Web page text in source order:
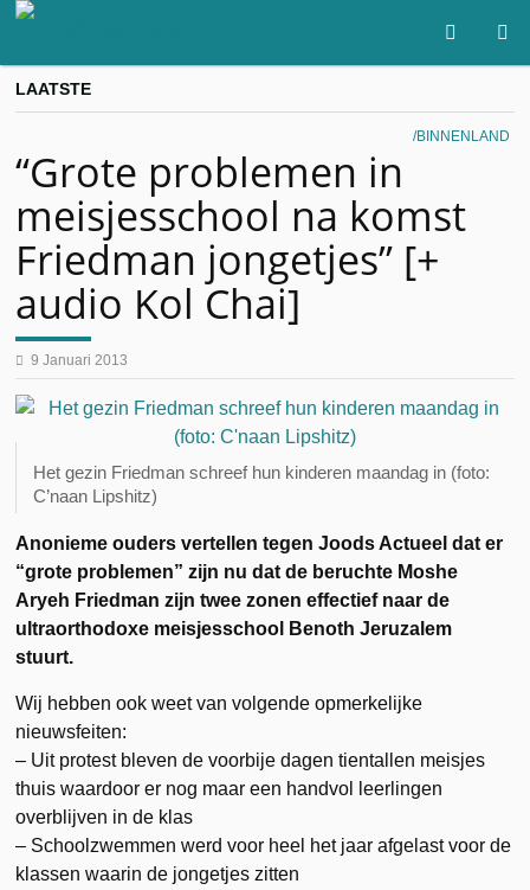
LAATSTE
BINNENLAND
“Grote problemen in
meisjesschool na komst
Friedman jongetjes” [+
audio Kol Chai]
9 Januari 2013
Het gezin Friedman schreef hun kinderen maandag in (foto:
C’naan Lipshitz)
Anonieme ouders vertellen tegen Joods Actueel dat er
“grote problemen” zijn nu dat de beruchte Moshe
Aryeh Friedman zijn twee zonen effectief naar de
ultraorthodoxe meisjesschool Benoth Jeruzalem
stuurt.
Wij hebben ook weet van volgende opmerkelijke
nieuwsfeiten:
– Uit protest bleven de voorbije dagen tientallen meisjes
thuis waardoor er nog maar een handvol leerlingen
overblijven in de klas
– Schoolzwemmen werd voor heel het jaar afgelast voor de
klassen waarin de jongetjes zitten